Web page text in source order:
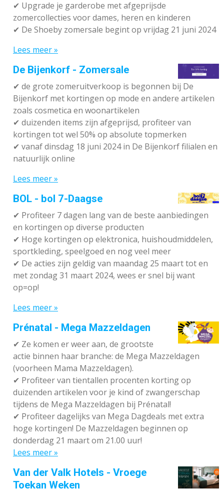
✔ Upgrade je garderobe met afgeprijsde
zomercollecties voor dames, heren en kinderen
✔ De Shoeby zomersale begint op vrijdag 21 juni 2024
Lees meer »
De Bijenkorf - Zomersale
✔ de grote zomeruitverkoop is begonnen bij De
Bijenkorf met kortingen op mode en andere artikelen
zoals cosmetica en woonartikelen
✔ duizenden items zijn afgeprijsd, profiteer van
kortingen tot wel 50% op absolute topmerken
✔ vanaf dinsdag 18 juni 2024 in De Bijenkorf filialen en
natuurlijk online
Lees meer »
BOL - bol 7-Daagse
✔ Profiteer 7 dagen lang van de beste aanbiedingen
en kortingen op diverse producten
✔ Hoge kortingen op elektronica, huishoudmiddelen,
sportkleding, speelgoed en nog veel meer
✔ De acties zijn geldig van maandag 25 maart tot en
met zondag 31 maart 2024, wees er snel bij want
op=op!
Lees meer »
Prénatal - Mega Mazzeldagen
✔ Ze komen er weer aan, de grootste
actie binnen haar branche: de Mega Mazzeldagen
(voorheen Mama Mazzeldagen).
✔ Profiteer van tientallen procenten korting op
duizenden artikelen voor je kind of zwangerschap
tijdens de Mega Mazzeldagen bij Prénatal!
✔ Profiteer dagelijks van Mega Dagdeals met extra
hoge kortingen! De Mazzeldagen beginnen op
donderdag 21 maart om 21.00 uur!
Lees meer »
Van der Valk Hotels - Vroege
Toekan Weken